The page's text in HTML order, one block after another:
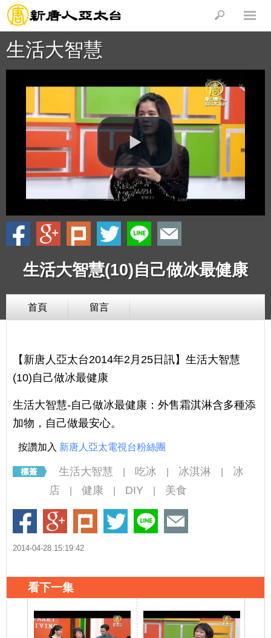
生活大智慧
生活大智慧(10)自己做冰最健康
首頁 留言
【新唐人亞太台2014年2月25日訊】生活大智慧
(10)自己做冰最健康
生活大智慧-自己做冰最健康：外售霜淇淋含多種添
加物，自己做最安心。
按讚加入 新唐人亞太電視台粉絲團
生活大智慧 吃冰 冰淇淋
冰
店
健康 DIY 美食
2014-04-28 15:19:42
看下一集